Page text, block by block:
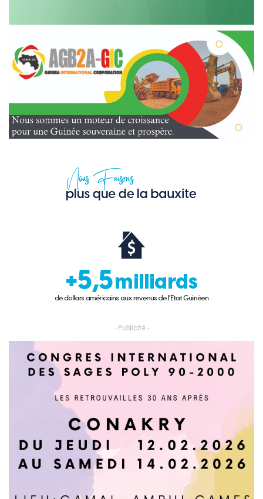
- Publicité -